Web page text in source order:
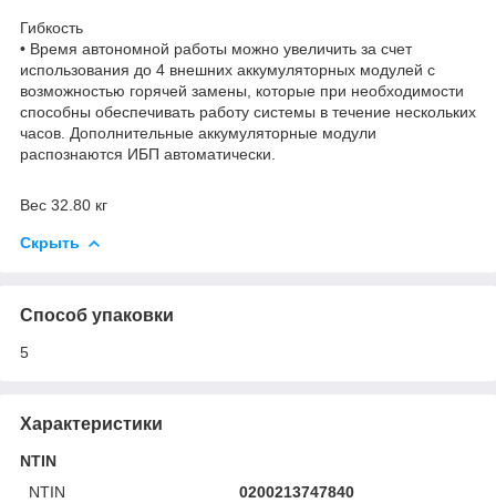
Гибкость
• Время автономной работы можно увеличить за счет
использования до 4 внешних аккумуляторных модулей с
возможностью горячей замены, которые при необходимости
способны обеспечивать работу системы в течение нескольких
часов. Дополнительные аккумуляторные модули
распознаются ИБП автоматически.
Вес 32.80 кг
Скрыть
Способ упаковки
5
Характеристики
NTIN
NTIN
0200213747840